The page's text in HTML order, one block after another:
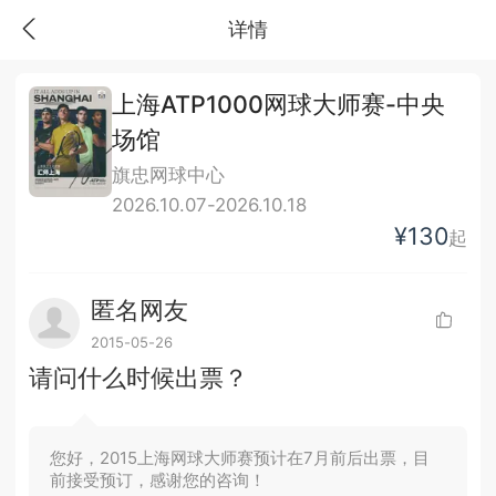
详情
上海ATP1000网球大师赛-中央
场馆
旗忠网球中心
2026.10.07-2026.10.18
¥130起
匿名网友
2015-05-26
请问什么时候出票？
您好，2015上海网球大师赛预计在7月前后出票，目
前接受预订，感谢您的咨询！